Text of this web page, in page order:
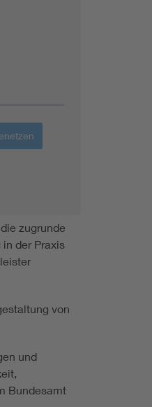
zugrunde
der Praxis
von
und
Bundesamt